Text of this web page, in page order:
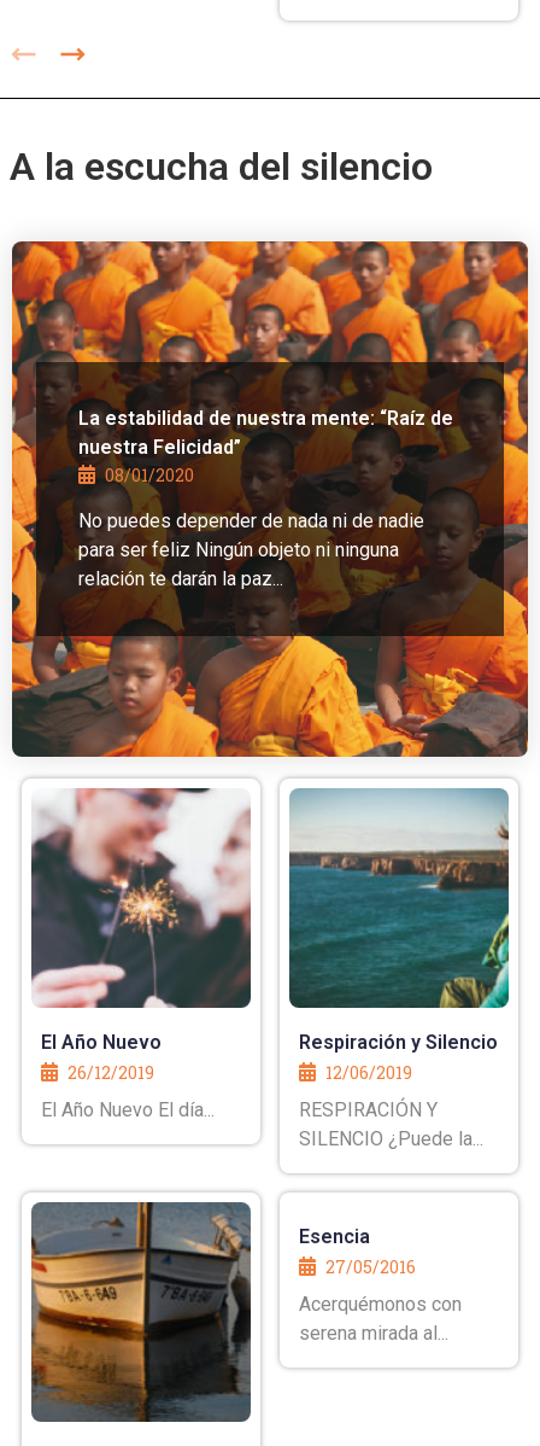
A la escucha del silencio
La estabilidad de nuestra mente: “Raíz de
nuestra Felicidad”
08/01/2020
No puedes depender de nada ni de nadie
para ser feliz Ningún objeto ni ninguna
relación te darán la paz...
El Año Nuevo
26/12/2019
El Año Nuevo El día...
Respiración y Silencio
12/06/2019
RESPIRACIÓN Y
SILENCIO ¿Puede la...
Esencia
27/05/2016
Acerquémonos con
serena mirada al...